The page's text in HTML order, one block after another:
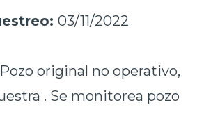
03/11/2022
Pozo original no operativo,
. Se monitorea pozo